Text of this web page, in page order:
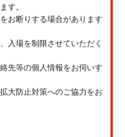
す。
お断りする場合があります
入場を制限させていただく
先等の個人情報をお伺いす
大防止対策へのご協力をお